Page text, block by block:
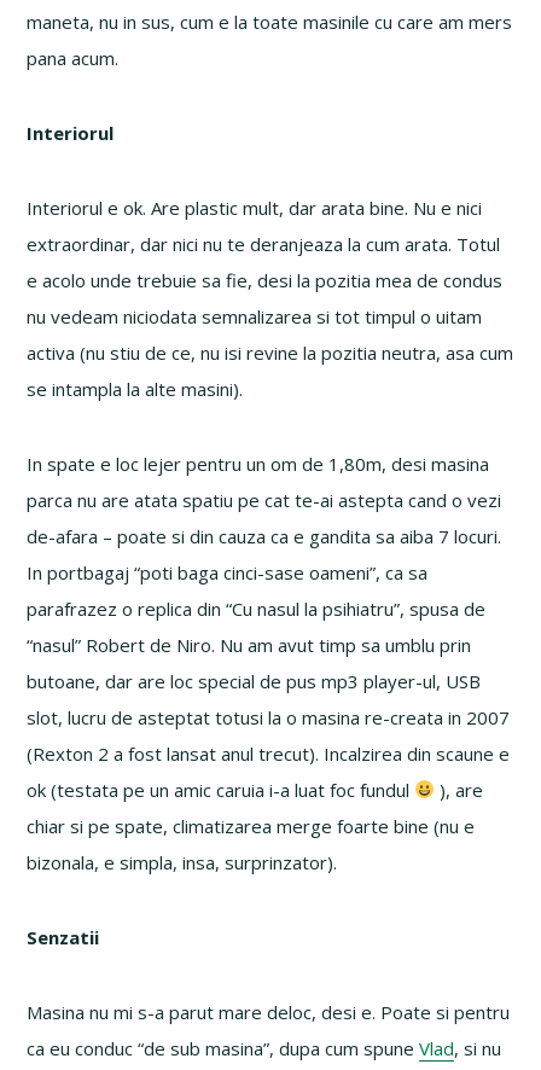
maneta, nu in sus, cum e la toate masinile cu care am mers
pana acum.
Interiorul
Interiorul e ok. Are plastic mult, dar arata bine. Nu e nici
extraordinar, dar nici nu te deranjeaza la cum arata. Totul
e acolo unde trebuie sa fie, desi la pozitia mea de condus
nu vedeam niciodata semnalizarea si tot timpul o uitam
activa (nu stiu de ce, nu isi revine la pozitia neutra, asa cum
se intampla la alte masini).
In spate e loc lejer pentru un om de 1,80m, desi masina
parca nu are atata spatiu pe cat te-ai astepta cand o vezi
de-afara – poate si din cauza ca e gandita sa aiba 7 locuri.
In portbagaj “poti baga cinci-sase oameni”, ca sa
parafrazez o replica din “Cu nasul la psihiatru”, spusa de
“nasul” Robert de Niro. Nu am avut timp sa umblu prin
butoane, dar are loc special de pus mp3 player-ul, USB
slot, lucru de asteptat totusi la o masina re-creata in 2007
(Rexton 2 a fost lansat anul trecut). Incalzirea din scaune e
ok (testata pe un amic caruia i-a luat foc fundul
), are
chiar si pe spate, climatizarea merge foarte bine (nu e
bizonala, e simpla, insa, surprinzator).
Senzatii
Masina nu mi s-a parut mare deloc, desi e. Poate si pentru
ca eu conduc “de sub masina”, dupa cum spuneVlad, si nu